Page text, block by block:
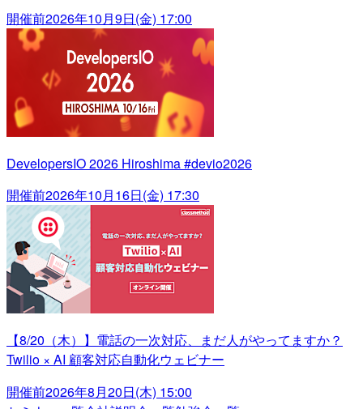
開催前2026年10月9日(金) 17:00
DevelopersIO 2026 Hiroshima #devio2026
開催前2026年10月16日(金) 17:30
【8/20（木）】電話の一次対応、まだ人がやってますか？
Twilio × AI 顧客対応自動化ウェビナー
開催前2026年8月20日(木) 15:00